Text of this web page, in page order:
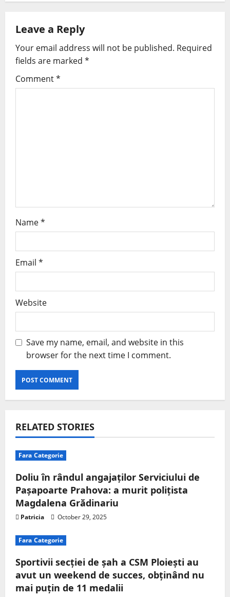
Leave a Reply
Your email address will not be published. Required
fields are marked *
Comment*
Name*
Email *
Website
Save my name, email, and website in this
browser for the next time I comment.
RELATED STORIES
Fara Categorie
Doliu în rândul angajaților Serviciului de
Pașapoarte Prahova: a murit polițista
Magdalena Grădinariu
Patricia October 29, 2025
Fara Categorie
Sportivii secției de șah a CSM Ploiești au
avut un weekend de succes, obținând nu
mai puțin de 11 medalii